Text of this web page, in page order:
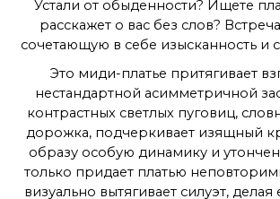
вертикальные вытачки для
Устали от обыденности? Ищете
расскажет о вас без слов?
сочетающую в себе изысканность и
Это миди-платье притягивает
нестандартной асимметричной
контрастных светлых пуговиц,
дорожка, подчеркивает изящный
образу особую динамику и
только придает платью
визуально вытягивает силуэт,